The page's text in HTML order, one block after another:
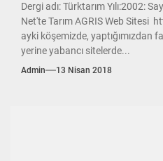
Dergi adı: Türktarım Yılı:2002:
Net'te Tarım AGRIS Web
ayki köşemizde, yaptığımızdan
yerine yabancı sitelerde...
Admin 13 Nisan 2018